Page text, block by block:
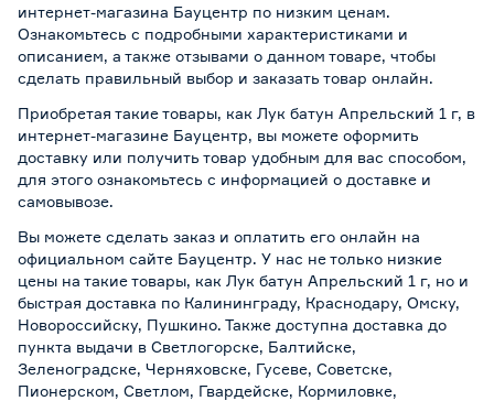
интернет-магазина Бауцентр по низким ценам.
Ознакомьтесь с подробными характеристиками и
описанием, а также отзывами о данном товаре, чтобы
сделать правильный выбор и заказать товар онлайн.
Приобретая такие товары, как Лук батун Апрельский 1 г, в
интернет-магазине Бауцентр, вы можете оформить
доставку или получить товар удобным для вас способом,
для этого ознакомьтесь с информацией о доставке и
самовывозе.
Вы можете сделать заказ и оплатить его онлайн на
официальном сайте Бауцентр. У нас не только низкие
цены на такие товары, как Лук батун Апрельский 1 г, но и
быстрая доставка по Калининграду, Краснодару, Омску,
Новороссийску, Пушкино. Также доступна доставка до
пункта выдачи в Светлогорске, Балтийске,
Зеленоградске, Черняховске, Гусеве, Советске,
Пионерском, Светлом, Гвардейске, Кормиловке,